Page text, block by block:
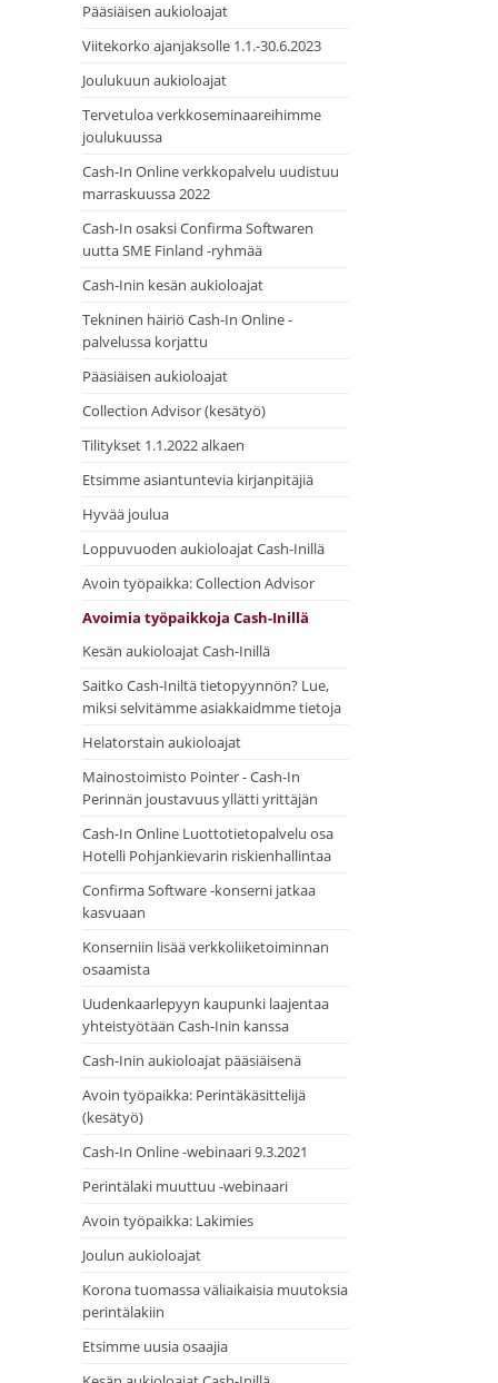
Pääsiäisen aukioloajat
Viitekorko ajanjaksolle 1.1.-30.6.2023
Joulukuun aukioloajat
Tervetuloa verkkoseminaareihimme
joulukuussa
Cash-In Online verkkopalvelu uudistuu
marraskuussa 2022
Cash-In osaksi Confirma Softwaren
uutta SME Finland -ryhmää
Cash-Inin kesän aukioloajat
Tekninen häiriö Cash-In Online -
palvelussa korjattu
Pääsiäisen aukioloajat
Collection Advisor (kesätyö)
Tilitykset 1.1.2022 alkaen
Etsimme asiantuntevia kirjanpitäjiä
Hyvää joulua
Loppuvuoden aukioloajat Cash-Inillä
Avoin työpaikka: Collection Advisor
Avoimia työpaikkoja Cash-Inillä
Kesän aukioloajat Cash-Inillä
Saitko Cash-Iniltä tietopyynnön? Lue,
miksi selvitämme asiakkaidmme tietoja
Helatorstain aukioloajat
Mainostoimisto Pointer - Cash-In
Perinnän joustavuus yllätti yrittäjän
Cash-In Online Luottotietopalvelu osa
Hotelli Pohjankievarin riskienhallintaa
Confirma Software -konserni jatkaa
kasvuaan
Konserniin lisää verkkoliiketoiminnan
osaamista
Uudenkaarlepyyn kaupunki laajentaa
yhteistyötään Cash-Inin kanssa
Cash-Inin aukioloajat pääsiäisenä
Avoin työpaikka: Perintäkäsittelijä
(kesätyö)
Cash-In Online -webinaari 9.3.2021
Perintälaki muuttuu -webinaari
Avoin työpaikka: Lakimies
Joulun aukioloajat
Korona tuomassa väliaikaisia muutoksia
perintälakiin
Etsimme uusia osaajia